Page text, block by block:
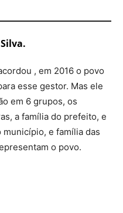
, em 2016 o povo
esse gestor. Mas ele
em 6 grupos, os
a família do prefeito, e
município, e família das
o povo.